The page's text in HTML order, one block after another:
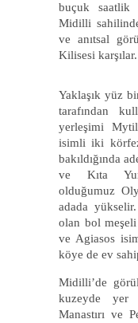
buçuk saatlik
Midilli
ve anıtsal
Kilisesi karşılar.
Yaklaşık yüz
tarafından
yerleşimi
isimli iki
bakıldığında
ve Kıta
olduğumuz
adada
olan bol
ve Agiasos
köye de ev
Midilli’de
kuzeyde yer
Manastırı ve